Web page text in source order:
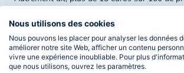
prestations et des frais de gestion.
À cela s’ajoutent désormais des contributions
Cela avait été le cas en 2020 et 2021 avec
Nous utilisons des cookies
Nous pouvons les placer pour analyser les données
améliorer notre site Web, afficher un contenu
vivre une expérience inoubliable. Pour plus
que nous utilisons, ouvrez les paramètres.